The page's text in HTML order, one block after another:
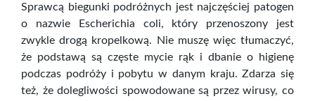
Sprawcą biegunki podróżnych jest najczęściej patogen
o nazwie Escherichia coli, który przenoszony jest
zwykle drogą kropelkową. Nie muszę więc tłumaczyć,
że podstawą są częste mycie rąk i dbanie o higienę
podczas podróży i pobytu w danym kraju. Zdarza się
też, że dolegliwości spowodowane są przez wirusy, co